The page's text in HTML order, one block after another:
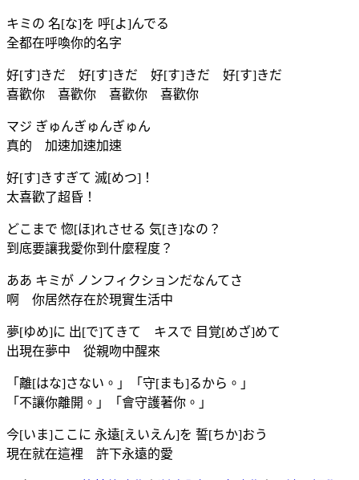
キミの 名[な]を 呼[よ]んでる
全都在呼喚你的名字
好[す]きだ 好[す]きだ 好[す]きだ 好[す]きだ
喜歡你 喜歡你 喜歡你 喜歡你
マジ ぎゅんぎゅんぎゅん
真的 加速加速加速
好[す]きすぎて 滅[めつ]！
太喜歡了超昏！
どこまで 惚[ほ]れさせる 気[き]なの？
到底要讓我愛你到什麼程度？
ああ キミが ノンフィクションだなんてさ
啊 你居然存在於現實生活中
夢[ゆめ]に 出[で]てきて キスで 目覚[めざ]めて
出現在夢中 從親吻中醒來
「離[はな]さない。」「守[まも]るから。」
「不讓你離開。」「會守護著你。」
今[いま]ここに 永遠[えいえん]を 誓[ちか]おう
現在就在這裡 許下永遠的愛